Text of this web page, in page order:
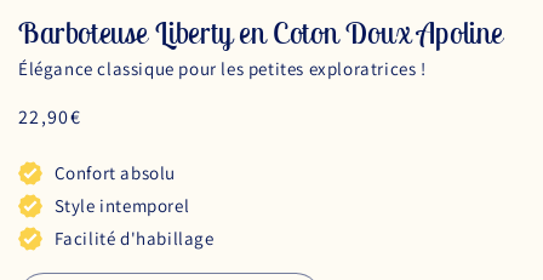
Barboteuse Liberty en Coton Doux Apoline
Élégance classique pour les petites exploratrices !
Prix
22,90€
Confort absolu
Style intemporel
Facilité d'habillage